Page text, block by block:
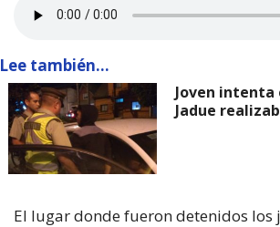
Lee también...
Joven
Jadue
El lugar donde fueron detenidos los